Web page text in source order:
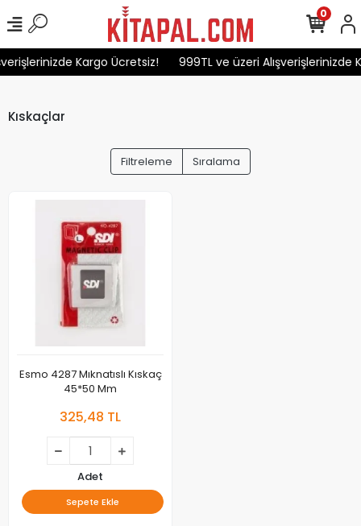
Kargo Ücretsiz! 999TL ve üzeri Alışverişlerinizde
0
Kıskaçlar
Filtreleme Sıralama
Esmo 4287 Mıknatıslı Kıskaç
45*50 Mm
325,48 TL
Adet
Sepete Ekle